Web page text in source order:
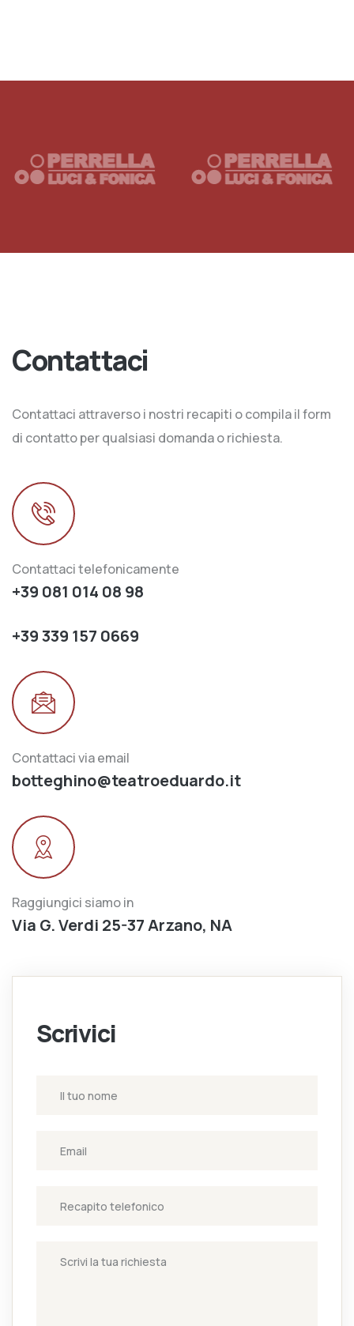
Contattaci
Contattaci attraverso i nostri recapiti o compila il form
di contatto per qualsiasi domanda o richiesta.
Contattaci telefonicamente
+39 081 014 08 98
+39 339 157 0669
Contattaci via email
botteghino@teatroeduardo.it
Raggiungici siamo in
Via G. Verdi 25-37 Arzano, NA
Scrivici